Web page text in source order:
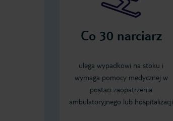
Co 30 narciarz
ulega wypadkowi na stoku i
wymaga pomocy medycznej w
postaci zaopatrzenia
ambulatoryjnego lub hospitalizacji